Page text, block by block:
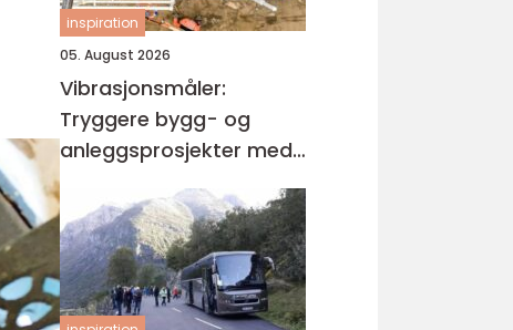
inspiration
05. August 2026
Vibrasjonsmåler:
Tryggere bygg- og
anleggsprosjekter med
vibrasjonsmåling